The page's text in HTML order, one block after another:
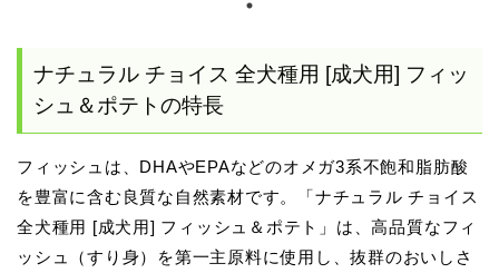
ナチュラル チョイス 全犬種用 [成犬用] フィッ
シュ＆ポテトの特長
フィッシュは、DHAやEPAなどのオメガ3系不飽和脂肪酸
を豊富に含む良質な自然素材です。「ナチュラル チョイス
全犬種用 [成犬用] フィッシュ＆ポテト」は、高品質なフィ
ッシュ（すり身）を第一主原料に使用し、抜群のおいしさ